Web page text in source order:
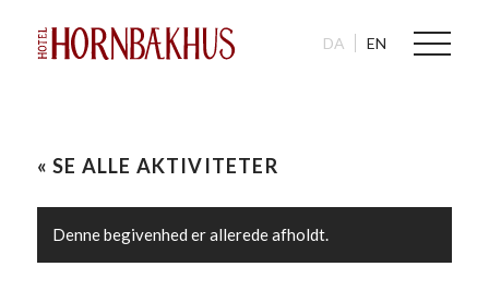
DA EN
« SE ALLE AKTIVITETER
Denne begivenhed er allerede afholdt.